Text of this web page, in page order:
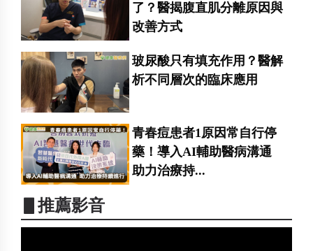
了？醫揭腹直肌分離原因與
改善方式
玻尿酸只有填充作用？醫解
析不同層次的臨床應用
青春痘患者1原因常自行停
藥！導入AI輔助醫病溝通
助力治療持...
▋推薦影音